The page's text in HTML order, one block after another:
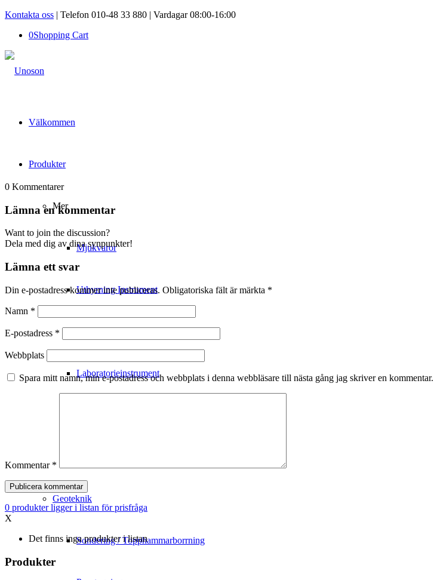
Kontakta oss | Telefon 010-48 33 880 | Vardagar 08:00-16:00
0Shopping Cart
Välkommen
Produkter
Mer
Mjukvaror
Uthyrning Instrument
Filterrör – Grundvattenrör
Laboratorieinstrument
Geoteknik
Sondering / Topphammarborrning
0 Kommentarer
Lämna en kommentar
Want to join the discussion?
Dela med dig av dina synpunkter!
Lämna ett svar
Din e-postadress kommer inte publiceras. Obligatoriska fält är märkta *
Namn *
E-postadress *
Webbplats
Spara mitt namn, min e-postadress och webbplats i denna webbläsare till nästa gång jag skriver en kommentar.
Kommentar *
0 produkterligger i listan för prisfråga
X
Det finns inga produkter i listan
Produkter